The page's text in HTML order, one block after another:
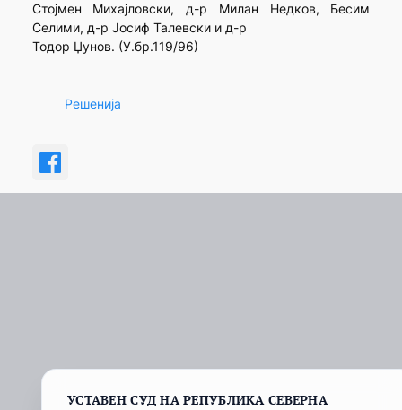
Стојмен Михајловски, д-р Милан Недков, Бесим
Селими, д-р Јосиф Талевски и д-р
Тодор Џунов. (У.бр.119/96)
Решенија
УСТАВЕН СУД НА РЕПУБЛИКА СЕВЕРНА